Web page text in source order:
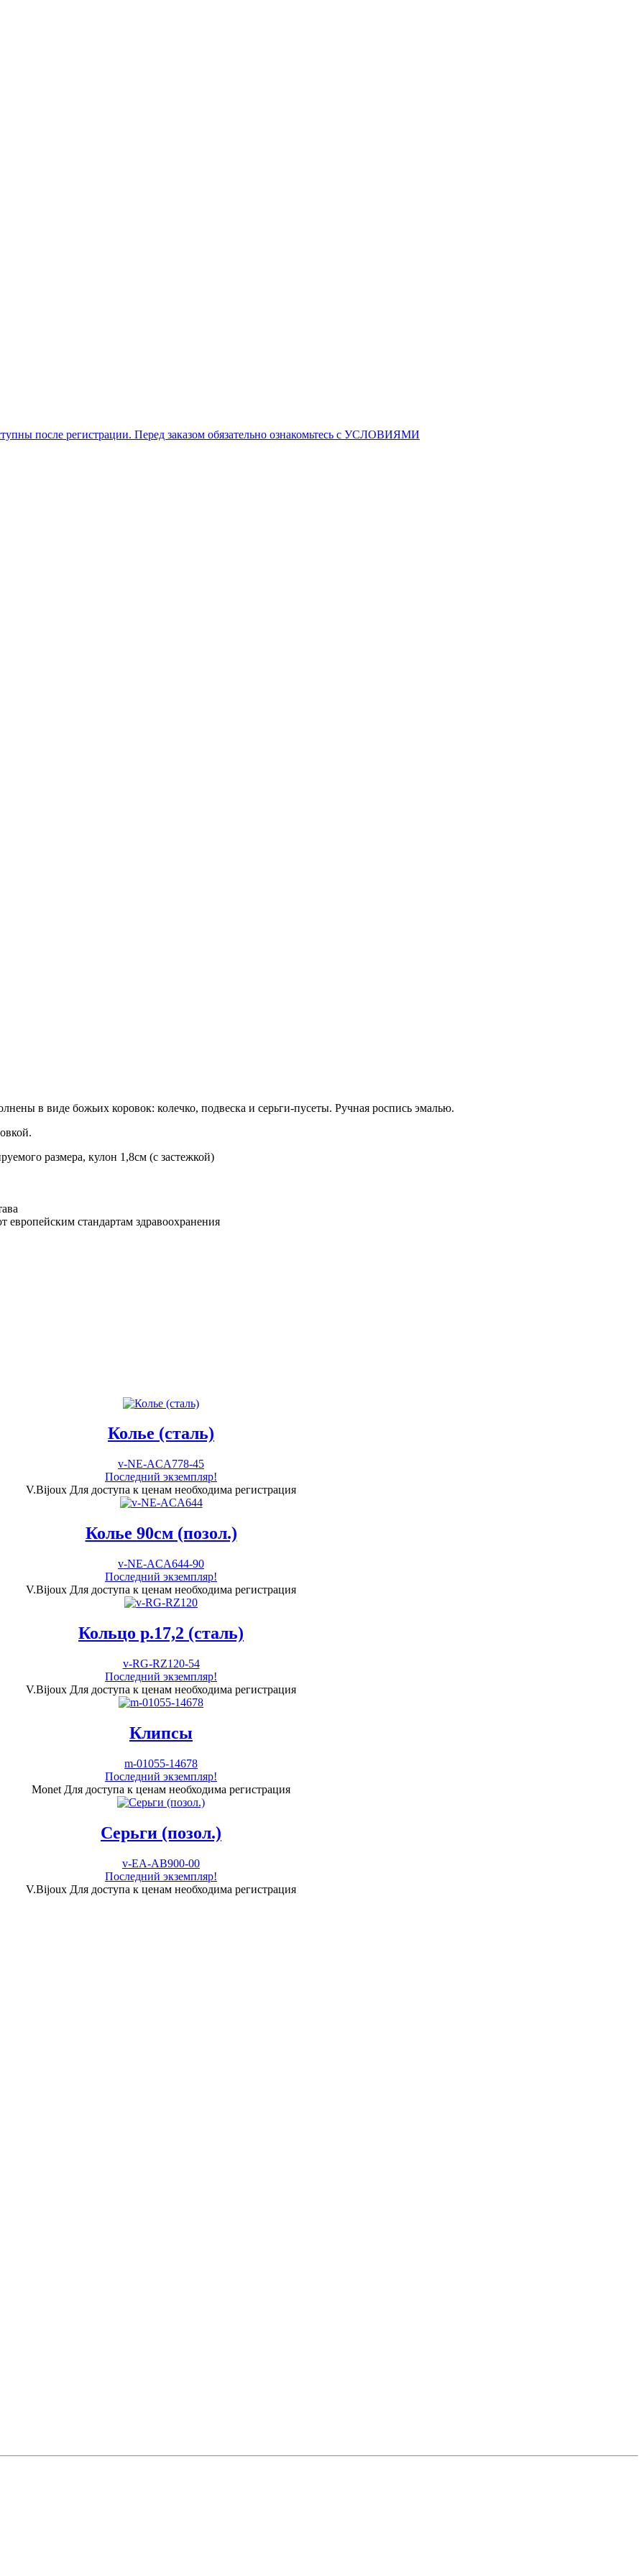
регистрации. Перед заказом обязательно ознакомьтесь с УСЛОВИЯМИ
в виде божьих коровок: колечко, подвеска и серьги-пусеты. Ручная роспись эмалью.
размера, кулон 1,8см (с застежкой)
стандартам здравоохранения
Колье (сталь)
v-NE-ACA778-45
Последний экземпляр!
V.Bijoux Для доступа к ценам необходима регистрация
Колье 90см (позол.)
v-NE-ACA644-90
Последний экземпляр!
V.Bijoux Для доступа к ценам необходима регистрация
Кольцо р.17,2 (сталь)
v-RG-RZ120-54
Последний экземпляр!
V.Bijoux Для доступа к ценам необходима регистрация
Клипсы
m-01055-14678
Последний экземпляр!
Monet Для доступа к ценам необходима регистрация
Серьги (позол.)
v-EA-AB900-00
Последний экземпляр!
V.Bijoux Для доступа к ценам необходима регистрация